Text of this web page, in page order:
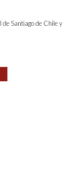
Santiago de Chile y